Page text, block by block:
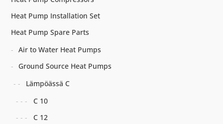
Heat Pump Installation Set
Heat Pump Spare Parts
Air to Water Heat Pumps
Ground Source Heat Pumps
Lämpöässä C
C 10
C 12